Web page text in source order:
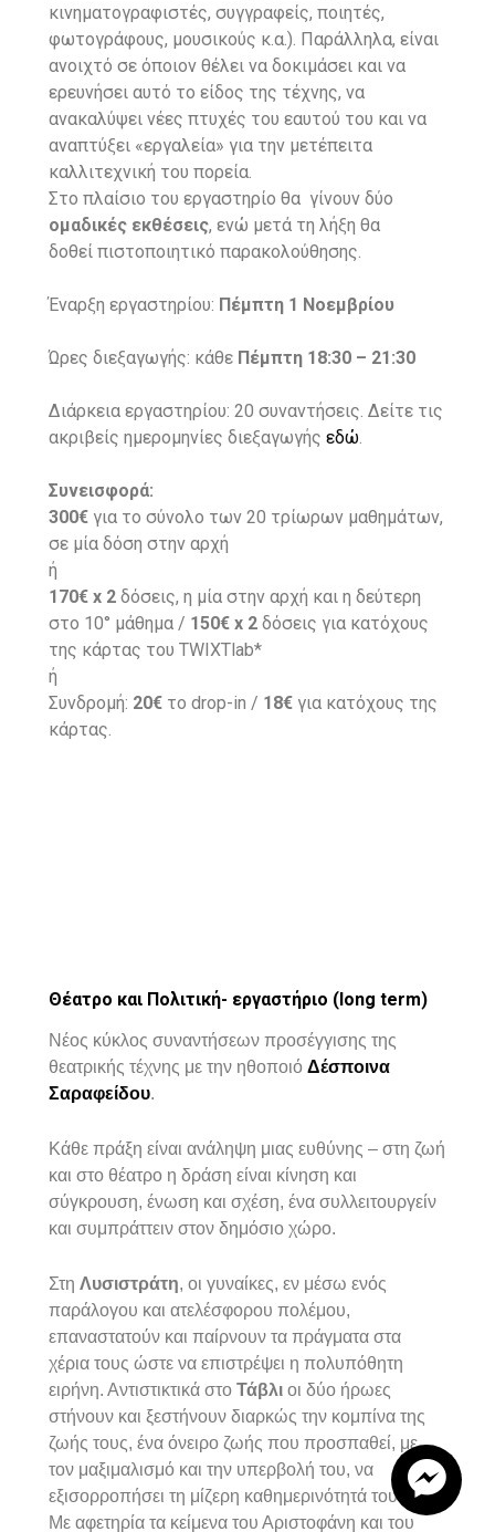
κινηματογραφιστές, συγγραφείς, ποιητές,
φωτογράφους, μουσικούς κ.α.). Παράλληλα, είναι
ανοιχτό σε όποιον θέλει να δοκιμάσει και να
ερευνήσει αυτό το είδος της τέχνης, να
ανακαλύψει νέες πτυχές του εαυτού του και να
αναπτύξει «εργαλεία» για την μετέπειτα
καλλιτεχνική του πορεία.
Στο πλαίσιο του εργαστηρίο θα γίνουνδύο
ομαδικές εκθέσεις,ενώ μετά τη λήξη θα
δοθείπιστοποιητικό παρακολούθησης.
Έναρξη εργαστηρίου: Πέμπτη 1 Νοεμβρίου
Ώρες διεξαγωγής: κάθε Πέμπτη 18:30 – 21:30
Διάρκεια εργαστηρίου: 20 συναντήσεις.Δείτε τις
ακριβείς ημερομηνίες διεξαγωγήςεδώ.
Συνεισφορά:
300€ για το σύνολο των 20 τρίωρων μαθημάτων,
σε μία δόση στην αρχή
ή
170€ x 2 δόσεις, η μία στην αρχή και η δεύτερη
στο 10° μάθημα / 150€ x 2 δόσεις για κατόχους
της κάρτας του TWIXTlab*
ή
Συνδρομή: 20€ το drop-in / 18€ για κατόχους της
κάρτας.
Θέατρο και Πολιτική- εργαστήριο (long term)
Νέος κύκλος συναντήσεων προσέγγισης της
θεατρικής τέχνης με την ηθοποιό Δέσποινα
Σαραφείδου.
Κάθε πράξη είναι ανάληψη μιας ευθύνης – στη ζωή
και στο θέατρο η δράση είναι κίνηση και
σύγκρουση, ένωση και σχέση, ένα συλλειτουργείν
και συμπράττειν στον δημόσιο χώρο.
ΣτηΛυσιστράτη, οι γυναίκες, εν μέσω ενός
παράλογου και ατελέσφορου πολέμου,
επαναστατούν και παίρνουν τα πράγματα στα
χέρια τους ώστε να επιστρέψει η πολυπόθητη
ειρήνη. Αντιστικτικά στοΤάβλι οι δύο ήρωες
στήνουν και ξεστήνουν διαρκώς την κομπίνα της
ζωής τους, ένα όνειρο ζωής που προσπαθεί, με
τον μαξιμαλισμό και την υπερβολή του, να
εξισορροπήσει τη μίζερη καθημερινότητά τους.
Με αφετηρία τα κείμενα του Αριστοφάνη και του